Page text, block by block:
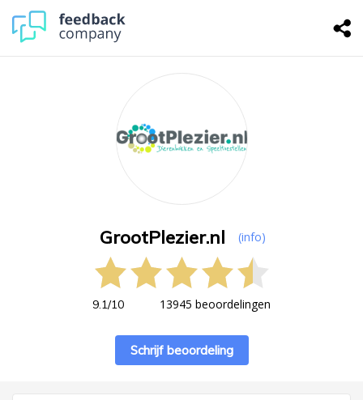
GrootPlezier.nl (info)
9.1/10 13945 beoordelingen
Schrijf beoordeling